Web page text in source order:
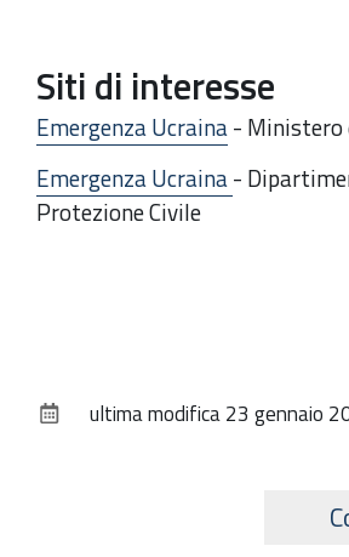
Siti di interesse
Emergenza Ucraina- Ministero
Emergenza Ucraina-
Protezione Civile
documentoultima modifica23 gennaio